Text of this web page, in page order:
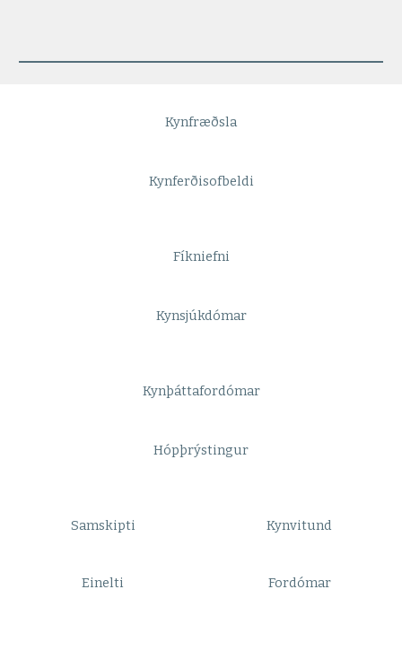
Kynfræðsla
Kynferðisofbeldi
Fíkniefni
Kynsjúkdómar
Kynþáttafordómar
Hópþrýstingur
Samskipti
Einelti
Kynvitund
Fordómar